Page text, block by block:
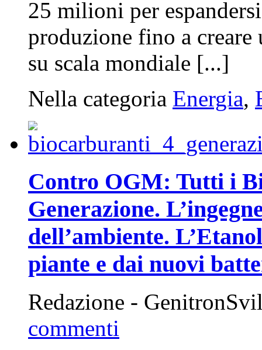
25 milioni per
produzione fino a creare
su scala mondiale [...]
Nella categoria Energia,
Contro OGM: Tutti i
Generazione.
dell’ambiente.
piante e dai nuovi
Redazione -
commenti